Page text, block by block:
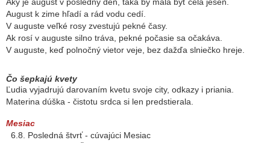
August k zime hľadí a rád vodu cedí.
V auguste veľké rosy zvestujú pekné časy.
Ak rosí v auguste silno tráva, pekné počasie sa očakáva.
V auguste, keď polnočný vietor veje, bez dažďa slniečko hreje.
Čo šepkajú kvety
Ľudia vyjadrujú darovaním kvetu svoje city, odkazy i priania.
Materina dúška - čistotu srdca si len predstierala.
Mesiac
6.8. Posledná štvrť - cúvajúci Mesiac